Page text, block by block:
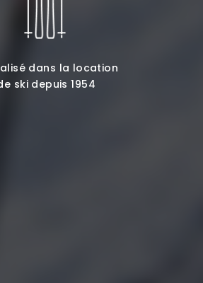
dans la location
ski depuis 1954